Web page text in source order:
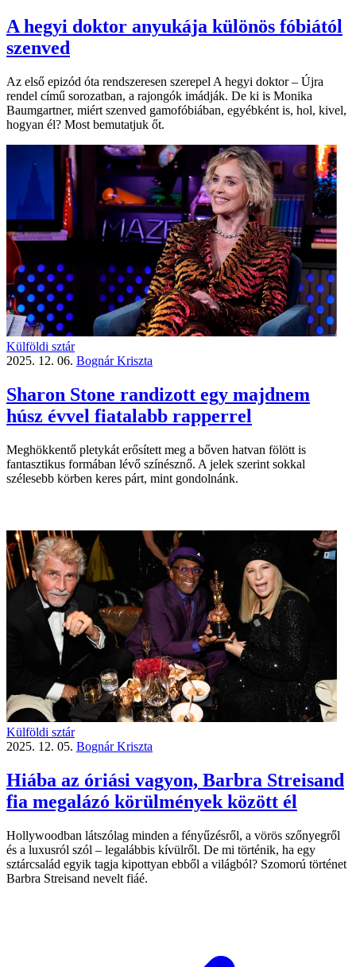
A hegyi doktor anyukája különös fóbiától
szenved
Az első epizód óta rendszeresen szerepel A hegyi doktor – Újra
rendel című sorozatban, a rajongók imádják. De ki is Monika
Baumgartner, miért szenved gamofóbiában, egyébként is, hol, ki­vel,
hogyan él? Most bemutatjuk őt.
Külföldi sztár
2025. 12. 06. Bognár Kriszta
Sharon Stone randizott egy majdnem
húsz évvel fiatalabb rapperrel
Meghökkentő pletykát erősített meg a bőven hatvan fölött is
fantasztikus formában lévő színésznő. A jelek szerint sokkal
szélesebb körben keres párt, mint gondolnánk.
Külföldi sztár
2025. 12. 05. Bognár Kriszta
Hiába az óriási vagyon, Barbra Streisand
fia megalázó körülmények között él
Hollywoodban látszólag minden a fényűzésről, a vörös szőnyegről
és a luxusról szól – legalábbis kívülről. De mi történik, ha egy
sztárcsalád egyik tagja kipottyan ebből a világból? Szomorú történet
Barbra Streisand nevelt fiáé.